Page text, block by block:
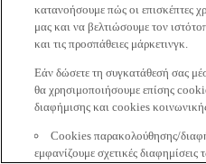
κατανοήσουμε πώς οι επισκέπτες
μας και να βελτιώσουμε τον
και τις προσπάθειες μάρκετινγκ.
Εάν δώσετε τη συγκατάθεσή σας
θα χρησιμοποιήσουμε επίσης
διαφήμισης και cookies
Cookies παρακολούθησης/
εμφανίζουμε σχετικές